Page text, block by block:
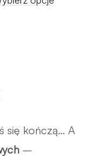
się kończą… A
–